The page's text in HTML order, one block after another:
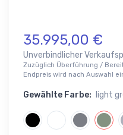
35.995,00 €
Unverbindlicher
Zuzüglich Überführung /
Endpreis wird nach Auswahl
Gewählte Farbe: light